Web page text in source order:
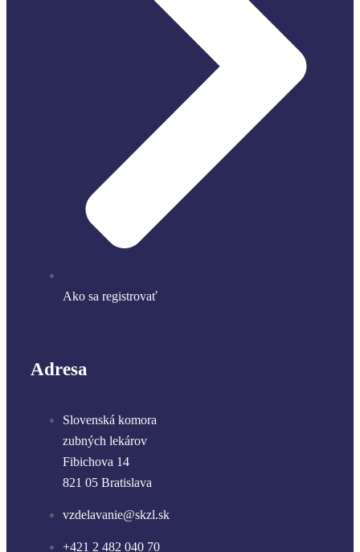
Ako sa registrovať
Adresa
Slovenská komora
zubných lekárov
Fibichova 14
821 05 Bratislava
vzdelavanie@skzl.sk
+421 2 482 040 70